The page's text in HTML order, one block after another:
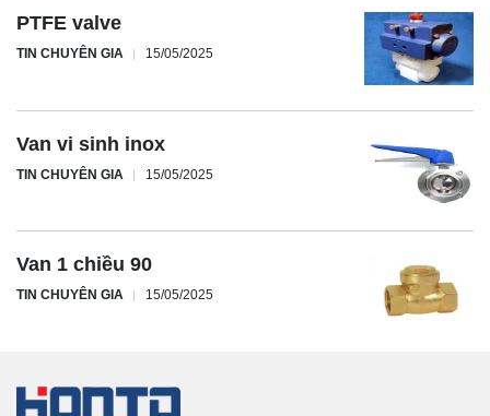
PTFE valve
TIN CHUYÊN GIA 15/05/2025
Van vi sinh inox
TIN CHUYÊN GIA 15/05/2025
Van 1 chiều 90
TIN CHUYÊN GIA 15/05/2025